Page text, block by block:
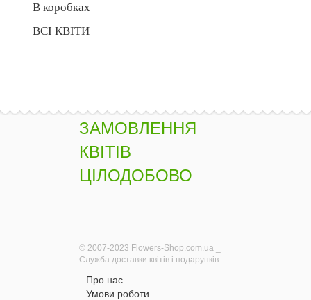
В коробках
ВСІ КВІТИ
ЗАМОВЛЕННЯ
КВІТІВ
ЦІЛОДОБОВО
© 2007-2023 Flowers-Shop.com.ua _
Служба доставки квітів і подарунків
Про нас
Умови роботи